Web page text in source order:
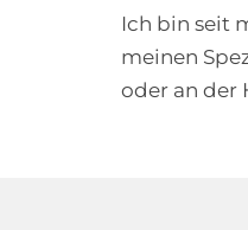
Ich bin seit
meinen
oder an der